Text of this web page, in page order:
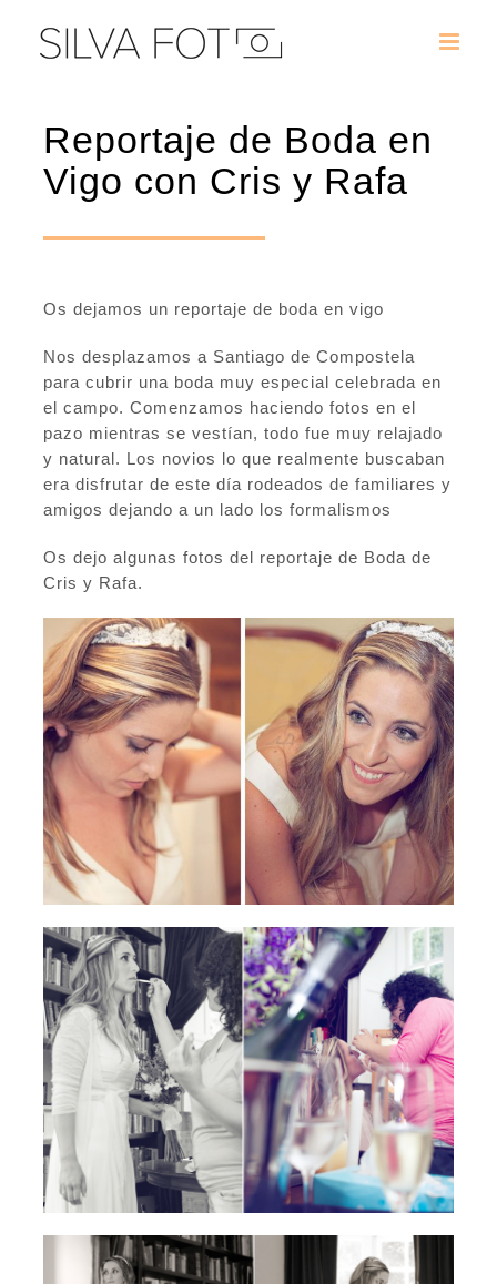
contenido
Reportaje de Boda en
Vigo con Cris y Rafa
Os dejamos un reportaje de boda en vigo
Nos desplazamos a Santiago de Compostela
para cubrir una boda muy especial celebrada en
el campo. Comenzamos haciendo fotos en el
pazo mientras se vestían, todo fue muy relajado
y natural. Los novios lo que realmente buscaban
era disfrutar de este día rodeados de familiares y
amigos dejando a un lado los formalismos
Os dejo algunas fotos del reportaje de Boda de
Cris y Rafa.